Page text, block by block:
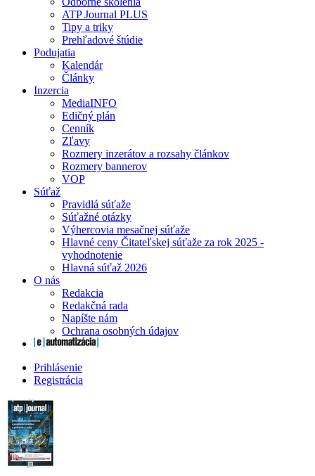
ATP Journal PLUS
Tipy a triky
Prehľadové štúdie
Podujatia
Kalendár
Články
Inzercia
MediaINFO
Edičný plán
Cenník
Zľavy
Rozmery inzerátov a rozsahy článkov
Rozmery bannerov
VOP
Súťaž
Pravidlá súťaže
Súťažné otázky
Výhercovia mesačnej súťaže
Hlavné ceny Čitateľskej súťaže za rok 2025 -
vyhodnotenie
Hlavná súťaž 2026
O nás
Redakcia
Redakčná rada
Napíšte nám
Ochrana osobných údajov
Prihlásenie
Registrácia